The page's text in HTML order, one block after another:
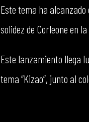
Este tema ha
solidez de Corleone en
Este lanzamiento llega
tema “Kizao”, junto al